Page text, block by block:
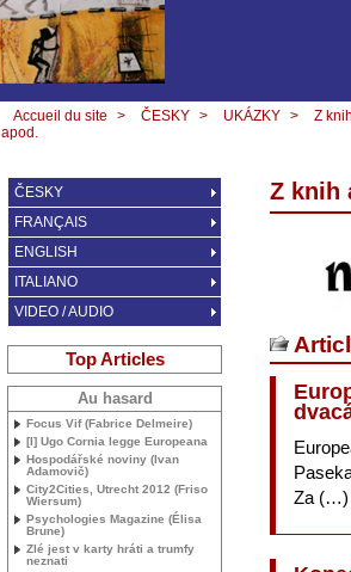
Accueil du site > ČESKY > UKÁZKY >
Z
apod.
Z knih
Za (…)
ČESKY
FRANÇAIS
ENGLISH
ITALIANO
VIDEO / AUDIO
Top Articles
Au hasard
Focus Vif (Fabrice Delmeire)
[I] Ugo Cornia legge Europeana
Hospodářské noviny (Ivan
Adamovič)
City2Cities, Utrecht 2012 (Friso
Wiersum)
Psychologies Magazine (Élisa
Brune)
Zlé jest v karty hráti a trumfy
neznati